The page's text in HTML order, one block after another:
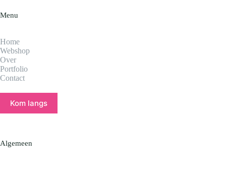
Menu
Home
Webshop
Over
Portfolio
Contact
Kom langs
Algemeen